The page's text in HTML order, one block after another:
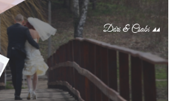
Dóri & Csabi